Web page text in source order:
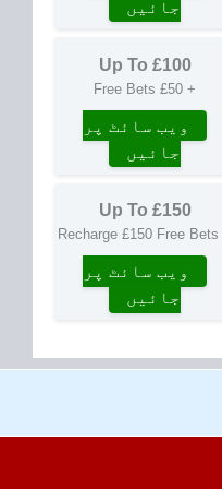
جائیں
Up To £100
+ £50 Free Bets
ویب سائٹ پر
جائیں
Up To £150
ویب سائٹ پر
جائیں